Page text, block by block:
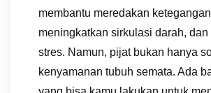
membantu meredakan
meningkatkan sirkulasi darah,
stres. Namun, pijat bukan hanya
kenyamanan tubuh semata. Ada